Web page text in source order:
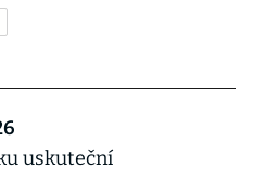
uskuteční